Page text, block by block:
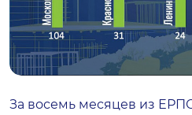
За восемь месяцев из